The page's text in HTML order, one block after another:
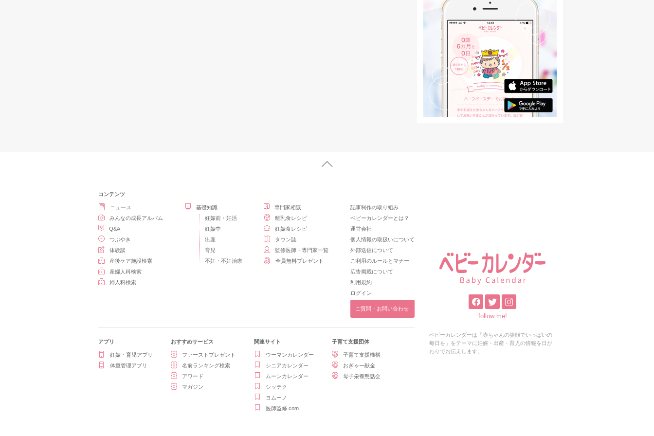
コンテンツ
ニュース
みんなの成長アルバム
Q&A
つぶやき
体験談
産後ケア施設検索
産婦人科検索
婦人科検索
基礎知識
妊娠前・妊活
妊娠中
出産
育児
不妊・不妊治療
専門家相談
離乳食レシピ
妊娠食レシピ
タウン誌
監修医師・専門家一覧
全員無料プレゼント
記事制作の取り組み
ベビーカレンダーとは？
運営会社
個人情報の取扱いについて
外部送信について
ご利用のルールとマナー
広告掲載について
利用規約
ログイン
ご質問・お問い合わせ
アプリ
妊娠・育児アプリ
体重管理アプリ
おすすめサービス
ファーストプレゼント
名前ランキング検索
アワード
マガジン
関連サイト
ウーマンカレンダー
シニアカレンダー
ムーンカレンダー
シッテク
ヨムーノ
医師監修.com
子育て支援団体
子育て支援機構
おぎゃー献金
母子栄養懇話会
follow me!
ベビーカレンダーは「赤ちゃんの笑顔でいっぱいの
毎日を」をテーマに妊娠・出産・育児の情報を日が
わりでお伝えします。